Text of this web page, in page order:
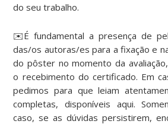
do seu trabalho.
✉️É fundamental a presença de
das/os autoras/es para a fixação e
do pôster no momento da
o recebimento do certificado. Em
pedimos para que leiam
completas, disponíveis aqui.
caso, se as dúvidas persistirem,